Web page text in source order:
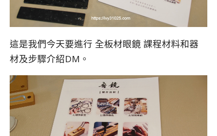
這是我們今天要進行 全板材眼鏡 課程材料和器
材及步驟介紹DM。